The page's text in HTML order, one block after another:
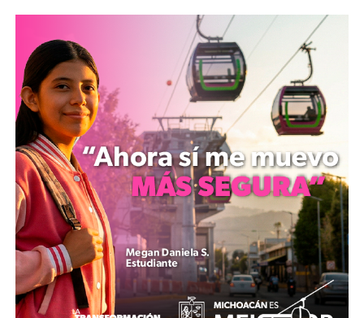
Octavio Ocampo afirmó que la prioridad de su gestión es
atender las demandas relacionadas con la seguridad y la
economía popular en las distintas regiones de la
entidad. Asimismo, el diputado señaló que su proyecto
busca establecer dinámicas de trabajo directo en el
territorio, diferenciándose de los procesos burocráticos
tradicionales y el reparto de candidaturas, con el
objetivo de estructurar soluciones en conjunto con la
ciudadanía de Huetamo y el resto del estado.